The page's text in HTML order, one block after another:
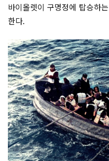
바이올렛이 구명정에 탑승하
한다.